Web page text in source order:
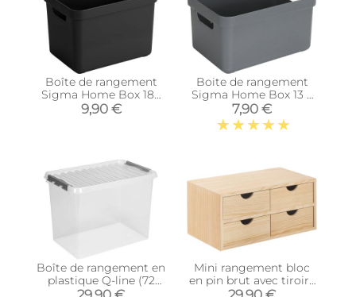
Boîte de rangement
Sigma Home Box 18L
(Noir)
9,90 €
Boite de rangement
Sigma Home Box 13 L
(Gris)
7,90 €
Boîte de rangement en
plastique Q-line (72
litres)
Mini rangement bloc
en pin brut avec tiroirs
(4 tiroirs)